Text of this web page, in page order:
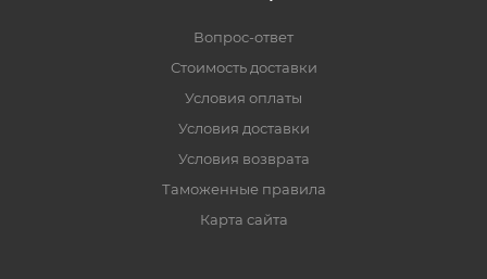
Вопрос-ответ
Стоимость доставки
Условия оплаты
Условия доставки
Условия возврата
Таможенные правила
Карта сайта